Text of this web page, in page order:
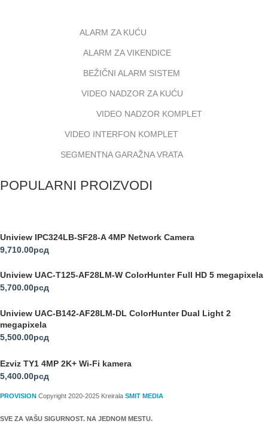
ALARM ZA KUĆU
ALARM ZA VIKENDICE
BEŽIČNI ALARM SISTEM
VIDEO NADZOR ZA KUĆU
VIDEO NADZOR KOMPLET
VIDEO INTERFON KOMPLET
SEGMENTNA GARAŽNA VRATA
POPULARNI PROIZVODI
Uniview IPC324LB-SF28-A 4MP Network Camera
9,710.00рсд
Uniview UAC-T125-AF28LM-W ColorHunter Full HD 5 megapixela
5,700.00рсд
Uniview UAC-B142-AF28LM-DL ColorHunter Dual Light 2
megapixela
5,500.00рсд
Ezviz TY1 4MP 2K+ Wi-Fi kamera
5,400.00рсд
PROVISION Copyright 2020-2025 Kreirala SMIT MEDIA
SVE ZA VAŠU SIGURNOST. NA JEDNOM MESTU.